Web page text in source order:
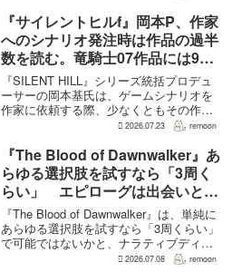
上に認知度向上へ貢献したと語った。現
在...
『サイレントヒルf』岡本P、作家
へのシナリオ発注時は作品の過半
数を読む。竜騎士07作品には9割
以上目を通す
『SILENT HILL』シリーズ統括プロデュ
ーサーの岡本基氏は、ゲームシナリオを
作家に依頼する際、少なくともその作家
の作品の過半数に目を通すという。作家
たうえで物語を任せるためだ。電ファミ
ニコゲーマーが...
2026.07.23 remoon
『The Blood of Dawnwalker』あ
らゆる選択肢を試すなら「3周く
らい」 エピローグは出会いと選
択で変化
『The Blood of Dawnwalker』は、単純に
あらゆる選択肢を試すなら「3周くらい」
で可能ではないかと、ナラティブディレ
クターのJakub Szamałek氏がファミ
2026.07.08 remoon